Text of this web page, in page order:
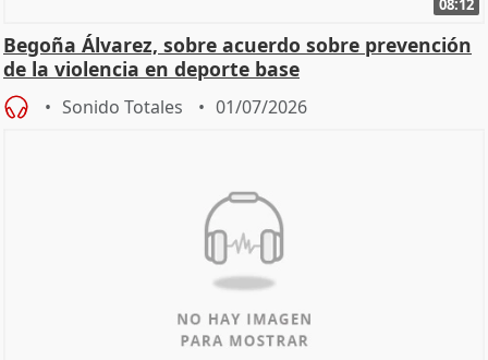
08:12
Begoña Álvarez, sobre acuerdo sobre prevención
de la violencia en deporte base
Sonido Totales 01/07/2026